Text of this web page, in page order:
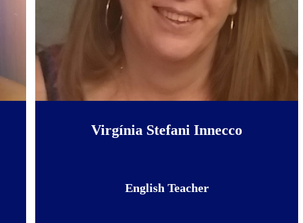
Virgínia Stefani Innecco
English Teacher